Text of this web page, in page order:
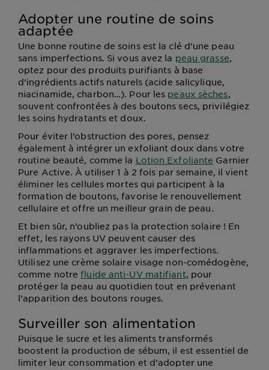
Adopter une routine de soins
adaptée
Une bonne routine de soins est la clé d’une peau
sans imperfections. Si vous avez la peau grasse,
optez pour des produits purifiants à base
d’ingrédients actifs naturels (acide salicylique,
niacinamide, charbon…). Pour les peaux sèches,
souvent confrontées à des boutons secs, privilégiez
les soins hydratants et doux.
Pour éviter l’obstruction des pores, pensez
également à intégrer un exfoliant doux dans votre
routine beauté, comme la Lotion Exfoliante Garnier
Pure Active. À utiliser 1 à 2 fois par semaine, il vient
éliminer les cellules mortes qui participent à la
formation de boutons, favorise le renouvellement
cellulaire et offre un meilleur grain de peau.
Et bien sûr, n’oubliez pas la protection solaire ! En
effet, les rayons UV peuvent causer des
inflammations et aggraver les imperfections.
Utilisez une crème solaire visage non-comédogène,
comme notrefluide anti-UV matifiant, pour
protéger la peau au quotidien tout en prévenant
l’apparition des boutons rouges.
Surveiller son alimentation
Puisque le sucre et les aliments transformés
boostent la production de sébum, il est essentiel de
limiter leur consommation et d’adopter une